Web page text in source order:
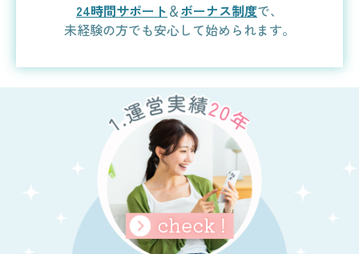
24時間サポート ＆ボーナス制度で、
未経験の方でも安心して始められます。